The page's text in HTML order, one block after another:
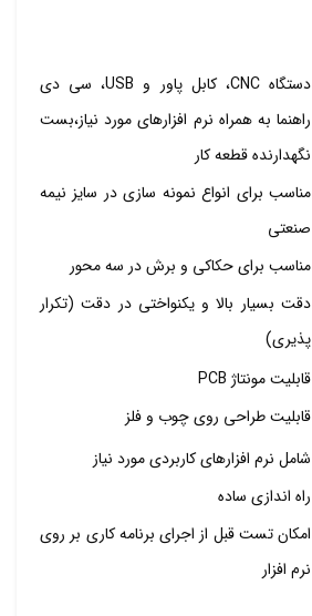
دستگاه CNC، کابل پاور و USB، سی دی
راهنما به همراه نرم افزارهای مورد نیاز،بست
نگهدارنده قطعه کار
مناسب برای انواع نمونه سازی در سایز نیمه
صنعتی
مناسب برای حکاکی و برش در سه محور
دقت بسیار بالا و یکنواختی در دقت (تکرار
پذیری)
قابلیت مونتاژ PCB
قابلیت طراحی روی چوب و فلز
شامل نرم افزارهای کاربردی مورد نیاز
راه اندازی ساده
امکان تست قبل از اجرای برنامه کاری بر روی
نرم افزار